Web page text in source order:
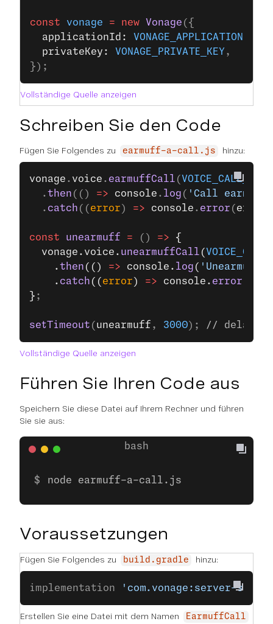
const vonage = new Vonage ({
  applicationId:
VONAGE_APPLICATION_ID
  privateKey:
VONAGE_PRIVATE_KEY ,
});
Vollständige Quelle anzeigen
Schreiben Sie den Code
Fügen Sie Folgendes zu earmuff-a-call.js hinzu:
vonage . voice . earmuffCall ( VOICE_CALL_ID
  .
then (() => console . log ( 'Call
  .
catch (( error ) => console . error ( error
const unearmuff = () => {
  vonage.voice.
unearmuffCall (
    .
then (() => console. log (
    .
catch (( error ) => console. error
} ;
setTimeout ( unearmuff , 3000); // delay 3
Vollständige Quelle anzeigen
Führen Sie Ihren Code aus
Speichern Sie diese Datei auf Ihrem Rechner und führen
Sie sie aus:
node earmuff-a-call.js
Voraussetzungen
Fügen Sie Folgendes zu build.gradle hinzu:
implementation 'com.vonage:server-
Erstellen Sie eine Datei mit dem Namen EarmuffCall